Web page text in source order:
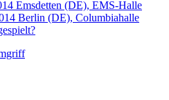
Emsdetten (DE), EMS-Halle
Berlin (DE), Columbiahalle